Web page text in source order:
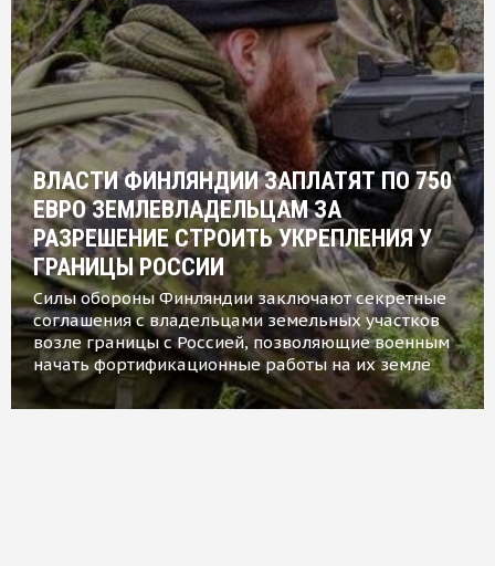
ВЛАСТИ ФИНЛЯНДИИ ЗАПЛАТЯТ ПО 750
ЕВРО ЗЕМЛЕВЛАДЕЛЬЦАМ ЗА
РАЗРЕШЕНИЕ СТРОИТЬ УКРЕПЛЕНИЯ У
ГРАНИЦЫ РОССИИ
Силы обороны Финляндии заключают секретные
соглашения с владельцами земельных участков
возле границы с Россией, позволяющие военным
начать фортификационные работы на их земле